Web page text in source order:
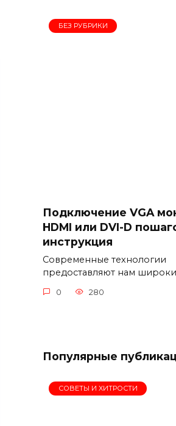
БЕЗ РУБРИКИ
Подключение VGA
HDMI или DVI-D
инструкция
Современные технологии
предоставляют нам
0 280
Популярные
СОВЕТЫ И ХИТРОСТИ